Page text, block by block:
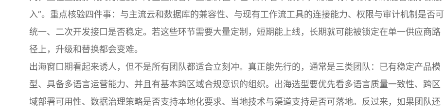
入”。重点核验四件事：与主流云和数据库的兼容性、与现有工作流工具的连接能力、权限与审计机制是否可
统一、二次开发接口是否稳定。若这些环节需要大量定制，短期能上线，长期就可能被锁定在单一供应商路
径上，升级和替换都会变难。
出海窗口期看起来诱人，但不是所有团队都适合立刻冲。真正能先行的，通常是三类团队：已有稳定产品模
型、具备多语言运营能力、并且有基本跨区域合规意识的组织。出海选型要优先看多语言质量一致性、跨区
域部署可用性、数据治理策略是否支持本地化要求、当地技术与渠道支持是否可落地。反过来，如果团队还